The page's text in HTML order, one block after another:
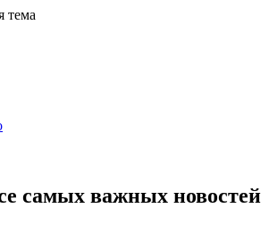
тема
самых важных новостей